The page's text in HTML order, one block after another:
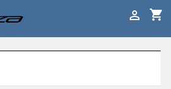
shopping_cart
